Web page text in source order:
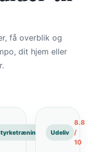
få overblik og
dit hjem eller
/
10
Udeliv
8.8
/
10